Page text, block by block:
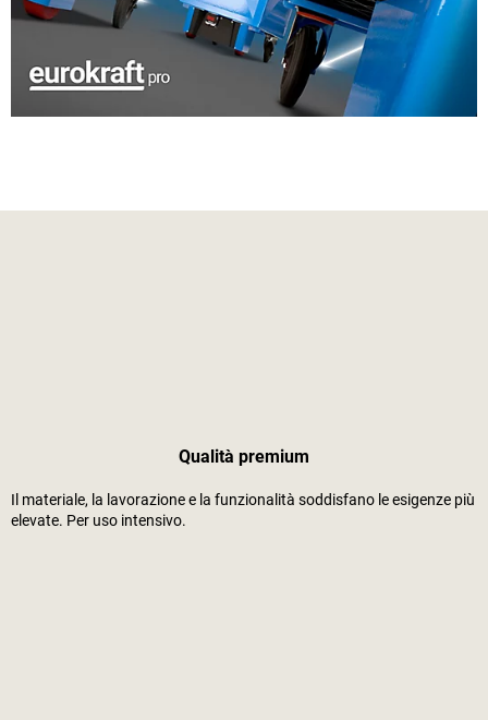
Qualità premium
Il materiale, la lavorazione e la funzionalità soddisfano le esigenze più
elevate. Per uso intensivo.